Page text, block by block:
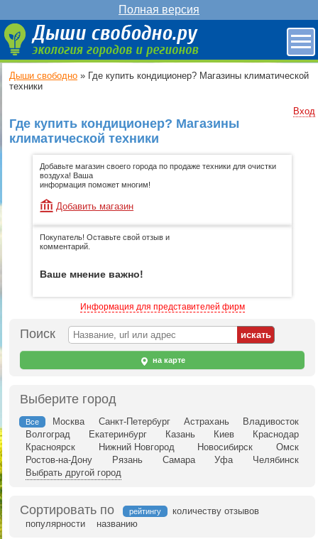
Полная версия
Дыши свободно » Где купить кондиционер? Магазины климатической
техники
Вход
Где купить кондиционер? Магазины
климатической техники
Добавьте магазин своего города по продаже техники для очистки
воздуха! Ваша
информация поможет многим!
Добавить магазин
Покупатель! Оставьте свой отзыв и
комментарий.
Ваше мнение важно!
Информация для представителей фирм
Поиск
на карте
Выберите город
Все Москва Санкт-Петербург Астрахань
Владивосток
Волгоград
Екатеринбург Казань Киев
Краснодар
Красноярск
Нижний Новгород Новосибирск
Омск
Ростов-на-Дону
Рязань Самара Уфа
Челябинск
Выбрать другой город
Сортировать по рейтингу
количеству отзывов
популярности
названию